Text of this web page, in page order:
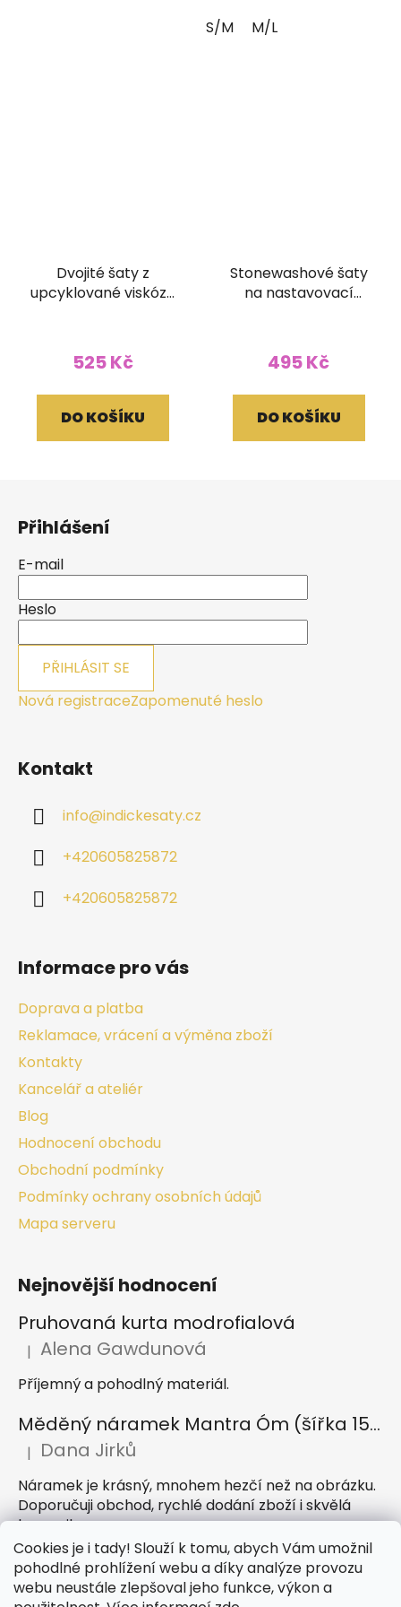
Cookies je i tady! Slouží k tomu, abych Vám umožnil
pohodlné prohlížení webu a díky analýze provozu
webu neustále zlepšoval jeho funkce, výkon a
S/M M/L
Dvojité šaty z
upcyklované viskózy
525 Kč
DO KOŠÍKU
Stonewashové šaty
na nastavovací
495 Kč
DO KOŠÍKU
Přihlášení
E-mail
Heslo
PŘIHLÁSIT SE
Nová registraceZapomenuté heslo
Kontakt
info@indickesaty.cz
+420605825872
+420605825872
Informace pro vás
Doprava a platba
Reklamace, vrácení a výměna zboží
Kontakty
Kancelář a ateliér
Blog
Hodnocení obchodu
Obchodní podmínky
Podmínky ochrany osobních údajů
Mapa serveru
Nejnovější hodnocení
Pruhovaná kurta modrofialová
Hodnocení produktu je 5 z 5 hvězdiček.
| Alena Gawdunová
Příjemný a pohodlný materiál.
Měděný náramek Mantra Óm (šířka 15 mm)
Hodnocení produktu je 5 z 5 hvězdiček.
| Dana Jirků
Náramek je krásný, mnohem hezčí než na obrázku.
Doporučuji obchod, rychlé dodání zboží i skvělá
komunikace
Hodnocení produktu je 5 z 5 hvězdiček.
| Petra Hejátková